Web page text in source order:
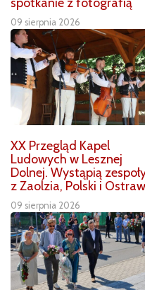
09 sierpnia 2026
XX Przegląd Kapel
Ludowych w Lesznej
Dolnej. Wystąpią
z Zaolzia, Polski i
09 sierpnia 2026